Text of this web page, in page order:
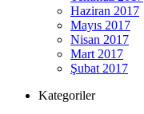
Haziran 2017
Mayıs 2017
Nisan 2017
Mart 2017
Şubat 2017
Kategoriler